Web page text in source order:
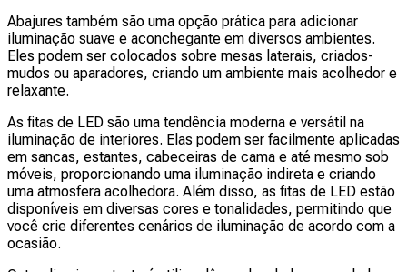
Abajures também são uma opção prática para adicionar
iluminação suave e aconchegante em diversos ambientes.
Eles podem ser colocados sobre mesas laterais, criados-
mudos ou aparadores, criando um ambiente mais acolhedor e
relaxante.
As fitas de LED são uma tendência moderna e versátil na
iluminação de interiores. Elas podem ser facilmente aplicadas
em sancas, estantes, cabeceiras de cama e até mesmo sob
móveis, proporcionando uma iluminação indireta e criando
uma atmosfera acolhedora. Além disso, as fitas de LED estão
disponíveis em diversas cores e tonalidades, permitindo que
você crie diferentes cenários de iluminação de acordo com a
ocasião.